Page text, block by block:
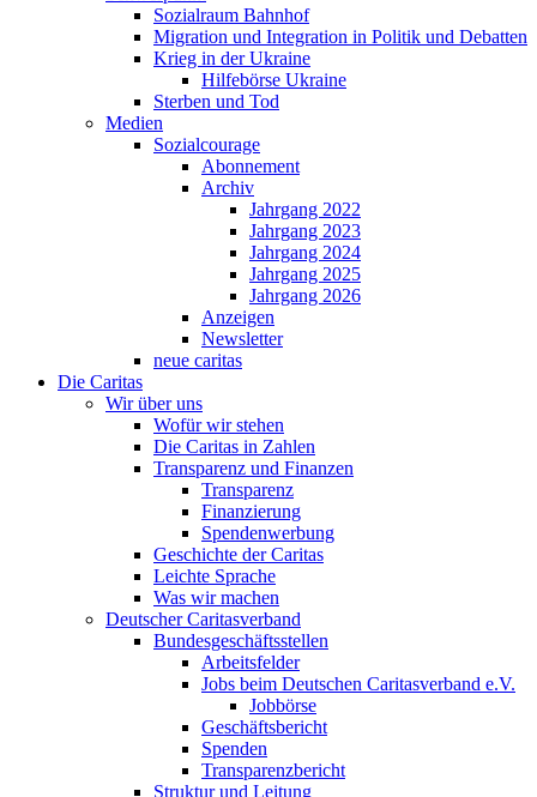
Sozialraum Bahnhof
Migration und Integration in Politik und Debatten
Krieg in der Ukraine
Hilfebörse Ukraine
Sterben und Tod
Medien
Sozialcourage
Abonnement
Archiv
Jahrgang 2022
Jahrgang 2023
Jahrgang 2024
Jahrgang 2025
Jahrgang 2026
Anzeigen
Newsletter
neue caritas
Die Caritas
Wir über uns
Wofür wir stehen
Die Caritas in Zahlen
Transparenz und Finanzen
Transparenz
Finanzierung
Spendenwerbung
Geschichte der Caritas
Leichte Sprache
Was wir machen
Deutscher Caritasverband
Bundesgeschäftsstellen
Arbeitsfelder
Jobs beim Deutschen Caritasverband e.V.
Jobbörse
Geschäftsbericht
Spenden
Transparenzbericht
Struktur und Leitung